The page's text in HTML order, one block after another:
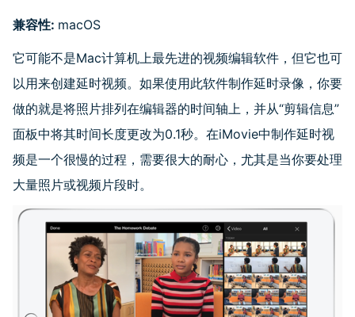
兼容性: macOS
它可能不是Mac计算机上最先进的视频编辑软件，但它也可
以用来创建延时视频。如果使用此软件制作延时录像，你要
做的就是将照片排列在编辑器的时间轴上，并从“剪辑信息”
面板中将其时间长度更改为0.1秒。在iMovie中制作延时视
频是一个很慢的过程，需要很大的耐心，尤其是当你要处理
大量照片或视频片段时。